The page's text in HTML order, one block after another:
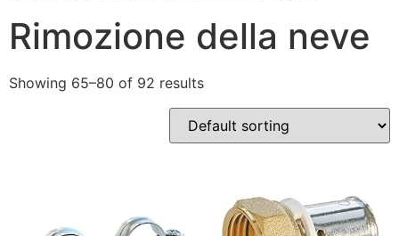
Rimozione della neve
Showing 65–80 of 92 results